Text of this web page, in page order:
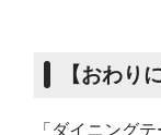
【おわりに
「ダイニング